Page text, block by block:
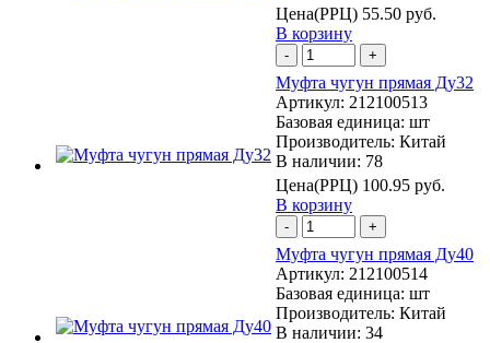
Цена(РРЦ) 55.50 руб.
В корзину
- +
Муфта чугун прямая Ду32
Артикул: 212100513
Базовая единица: шт
Производитель: Китай
В наличии: 78
Цена(РРЦ) 100.95 руб.
В корзину
- +
Муфта чугун прямая Ду40
Артикул: 212100514
Базовая единица: шт
Производитель: Китай
В наличии: 34